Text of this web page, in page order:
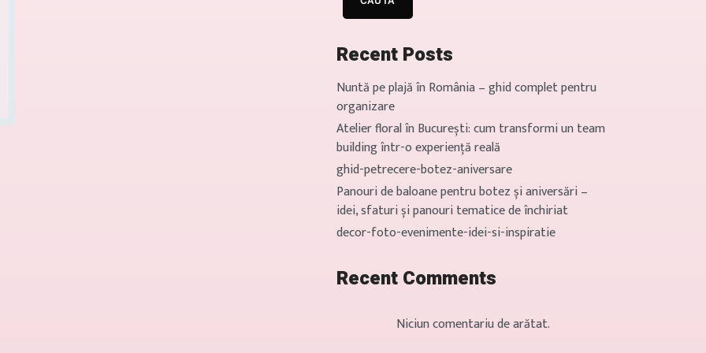
Recent Posts
Nuntă pe plajă în România – ghid complet pentru
organizare
Atelier floral în București: cum transformi un team
building într-o experiență reală
ghid-petrecere-botez-aniversare
Panouri de baloane pentru botez și aniversări –
idei, sfaturi și panouri tematice de închiriat
decor-foto-evenimente-idei-si-inspiratie
Recent Comments
Niciun comentariu de arătat.